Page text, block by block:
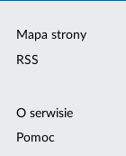
Mapa strony
RSS
O serwisie
Pomoc